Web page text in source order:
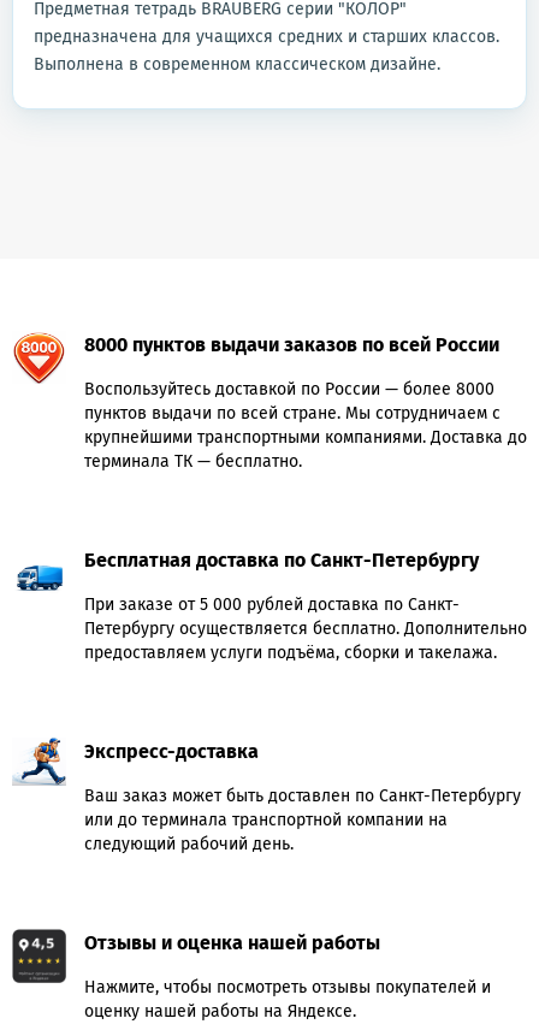
Предметная тетрадь BRAUBERG серии "КОЛОР"
предназначена для учащихся средних и старших классов.
Выполнена в современном классическом дизайне.
8000 пунктов выдачи заказов по всей России
Воспользуйтесь доставкой по России — более 8000
пунктов выдачи по всей стране. Мы сотрудничаем с
крупнейшими транспортными компаниями. Доставка до
терминала ТК — бесплатно.
Бесплатная доставка по Санкт-Петербургу
При заказе от 5 000 рублей доставка по Санкт-
Петербургу осуществляется бесплатно. Дополнительно
предоставляем услуги подъёма, сборки и такелажа.
Экспресс-доставка
Ваш заказ может быть доставлен по Санкт-Петербургу
или до терминала транспортной компании на
следующий рабочий день.
Отзывы и оценка нашей работы
Нажмите, чтобы посмотреть отзывы покупателей и
оценку нашей работы на Яндексе.